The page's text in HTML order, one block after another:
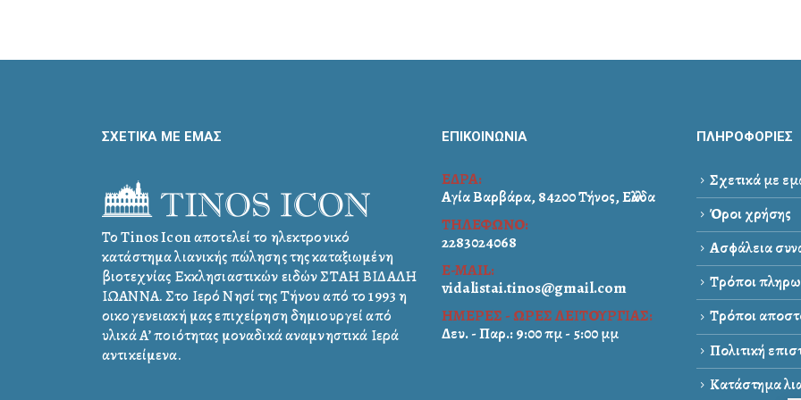
ΣΧΕΤΙΚΑ ΜΕ ΕΜΑΣ
Το Tinos Icon αποτελεί το ηλεκτρονικό
κατάστημα λιανικής πώλησης της καταξιωμένη
βιοτεχνίας Εκκλησιαστικών ειδών ΣΤΑΗ ΒΙΔΑΛΗ
ΙΩΑΝΝΑ. Στο Ιερό Νησί της Τήνου από το 1993 η
οικογενειακή μας επιχείρηση δημιουργεί από
υλικά Α’ ποιότητας μοναδικά αναμνηστικά Ιερά
αντικείμενα.
ΕΠΙΚΟΙΝΩΝΙΑ
ΕΔΡΑ:
Αγία Βαρβάρα, 84200 Τήνος, Ελλάδα
ΤΗΛΕΦΩΝΟ:
2283024068
E-MAIL:
vidalistai.tinos@gmail.com
ΗΜΕΡΕΣ - ΩΡΕΣ ΛΕΙΤΟΥΡΓΙΑΣ:
Δευ. - Παρ.: 9:00 πμ - 5:00 μμ
ΠΛΗΡΟΦΟΡΙΕΣ
Σχετικά με
Όροι χρήσης
Ασφάλεια
Τρόποι
Τρόποι
Πολιτική
Κατάστημα